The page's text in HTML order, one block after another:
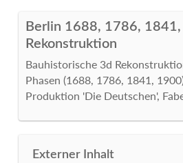
Berlin 1688, 1786,
Rekonstruktion
Bauhistorische 3d
Phasen (1688, 1786, 1841,
Produktion 'Die Deutschen',
Externer Inhalt